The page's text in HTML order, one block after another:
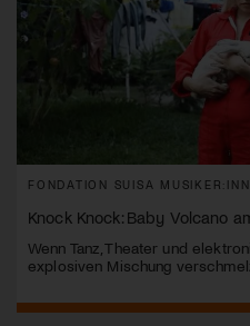
FONDATION SUISA
Knock Knock: Baby Volcano
Wenn Tanz, Theater und
explosiven Mischung